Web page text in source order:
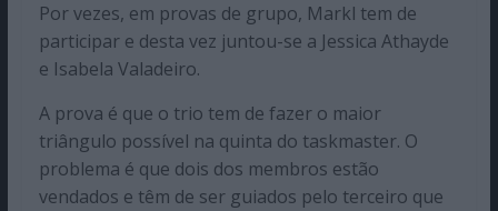
Por vezes, em provas de grupo, Markl tem de
participar e desta vez juntou-se a Jessica Athayde
e Isabela Valadeiro.
A prova é que o trio tem de fazer o maior
triângulo possível na quinta do taskmaster. O
problema é que dois dos membros estão
vendados e têm de ser guiados pelo terceiro que